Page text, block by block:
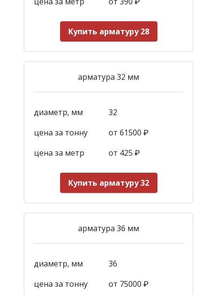
Купить арматуру 28
арматура 32 мм
диаметр, мм
32
цена за тонну
от 61500 ₽
цена за метр
от 425 ₽
Купить арматуру 32
арматура 36 мм
диаметр, мм
36
цена за тонну
от 75000 ₽